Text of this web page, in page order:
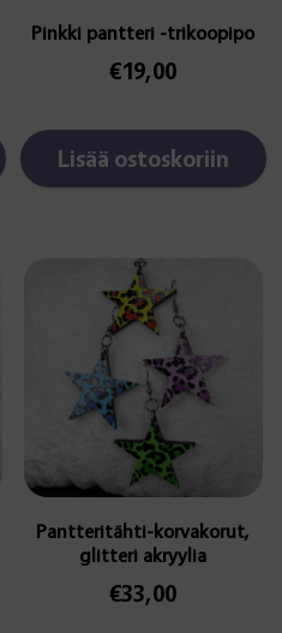
Pinkki pantteri -trikoopipo
€19,00
Lisää ostoskoriin
Pantteritähti-korvakorut,
glitteri akryylia
€33,00
Tällä
tuotteella
on
useampi
muunnelma.
Voit
tehdä
valinnat
tuotteen
sivulla.